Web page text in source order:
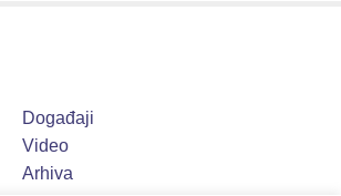
Događaji
Video
Arhiva